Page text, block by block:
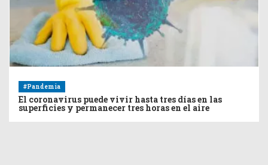
#Pandemia
El coronavirus puede vivir hasta tres días en las
superficies y permanecer tres horas en el aire